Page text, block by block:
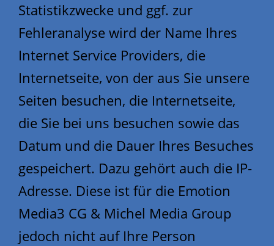
Statistikzwecke und ggf. zur
Fehleranalyse wird der Name Ihres
Internet Service Providers, die
Internetseite, von der aus Sie unsere
Seiten besuchen, die Internetseite,
die Sie bei uns besuchen sowie das
Datum und die Dauer Ihres Besuches
gespeichert. Dazu gehört auch die IP-
Adresse. Diese ist für die Emotion
Media3 CG & Michel Media Group
jedoch nicht auf Ihre Person